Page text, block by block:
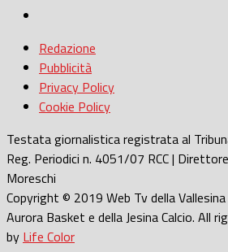
Redazione
Pubblicità
Privacy Policy
Cookie Policy
Testata giornalistica registrata al
Reg. Periodici n. 4051/07 RCC |
Moreschi
Copyright © 2019 Web Tv della
Aurora Basket e della Jesina Calcio. All
by Life Color